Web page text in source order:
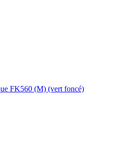
FK560 (M) (vert foncé)